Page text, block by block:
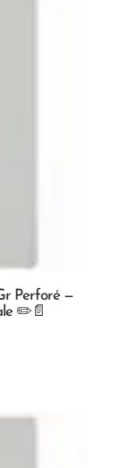
Perforé —
✏️📄